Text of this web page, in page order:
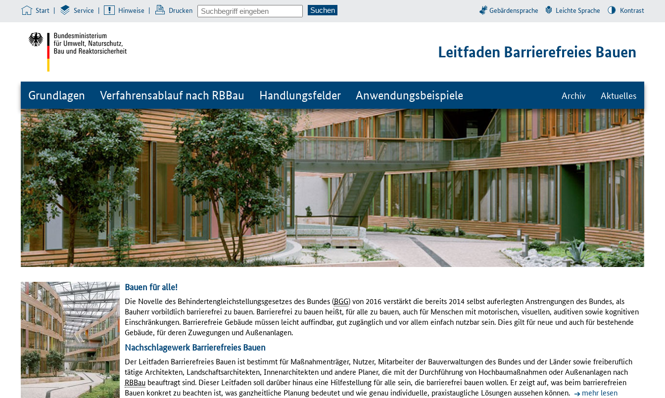
Start | Service | Hinweise | Drucken Gebärdensprache Leichte Sprache Kontrast
Leitfaden Barrierefreies Bauen
Grundlagen Verfahrensablauf nach RBBau Handlungsfelder Anwendungsbeispiele Archiv Aktuelles
Bauen für alle!
Die Novelle des Behindertengleichstellungsgesetzes des Bundes (BGG) von 2016 verstärkt die bereits 2014 selbst auferlegten Anstrengungen des Bundes, als
Bauherr vorbildlich barrierefrei zu bauen. Barrierefrei zu bauen heißt, für alle zu bauen, auch für Menschen mit motorischen, visuellen, auditiven sowie kognitiven
Einschränkungen. Barrierefreie Gebäude müssen leicht auffindbar, gut zugänglich und vor allem einfach nutzbar sein. Dies gilt für neue und auch für bestehende
Gebäude, für deren Zuwegungen und Außenanlagen.
Nachschlagewerk Barrierefreies Bauen
Der Leitfaden Barrierefreies Bauen ist bestimmt für Maßnahmenträger, Nutzer, Mitarbeiter der Bauverwaltungen des Bundes und der Länder sowie freiberuflich
tätige Architekten, Landschaftsarchitekten, Innenarchitekten und andere Planer, die mit der Durchführung von Hochbaumaßnahmen oder Außenanlagen nach
RBBau beauftragt sind. Dieser Leitfaden soll darüber hinaus eine Hilfestellung für alle sein, die barrierefrei bauen wollen. Er zeigt auf, was beim barrierefreien
Bauen konkret zu beachten ist, was ganzheitliche Planung bedeutet und wie genau individuelle, praxistaugliche Lösungen aussehen können.
mehr lesen